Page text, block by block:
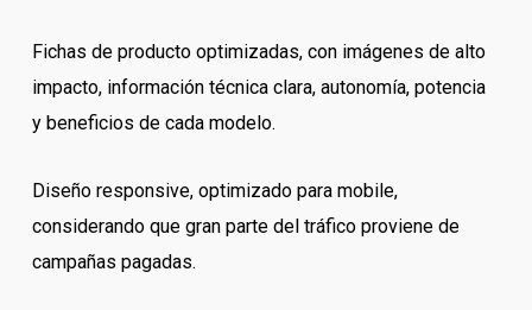
Fichas de producto optimizadas, con imágenes de alto
impacto, información técnica clara, autonomía, potencia
y beneficios de cada modelo.
Diseño responsive, optimizado para mobile,
considerando que gran parte del tráfico proviene de
campañas pagadas.